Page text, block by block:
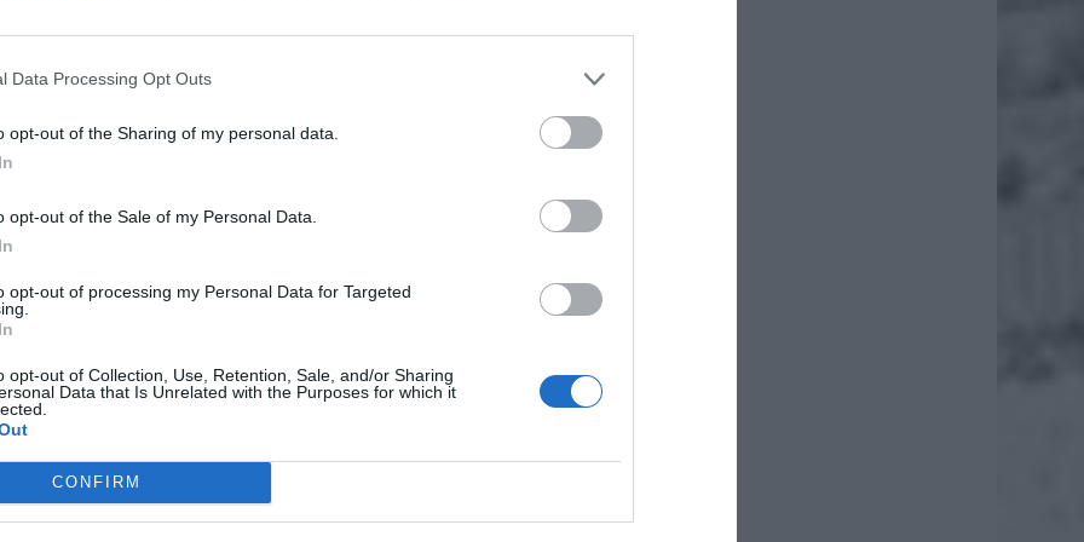
Data Processing Opt Outs
opt-out of the Sharing of my personal data.
opt-out of the Sale of my Personal Data.
opt-out of processing my Personal Data for Targeted
opt-out of Collection, Use, Retention, Sale, and/or Sharing
Data that Is Unrelated with the Purposes for which it
CONFIRM
Straż Graniczna, Biuro Ochrony Rządu, Służba Więzienna i Służba
i Ministerstwa Finansów.
ad